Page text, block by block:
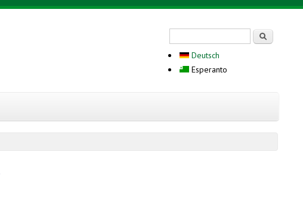
Deutsch
Esperanto